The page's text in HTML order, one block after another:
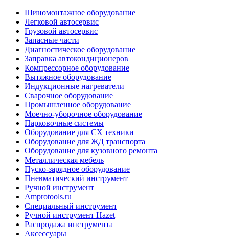
Шиномонтажное оборудование
Легковой автосервис
Грузовой автосервис
Запасные части
Диагностическое оборудование
Заправка автокондиционеров
Компрессорное оборудование
Вытяжное оборудование
Индукционные нагреватели
Сварочное оборудование
Промышленное оборудование
Моечно-уборочное оборудование
Парковочные системы
Оборудование для СХ техники
Оборудование для ЖД транспорта
Оборудование для кузовного ремонта
Металлическая мебель
Пуско-зарядное оборудование
Пневматический инструмент
Ручной инструмент
Amprotools.ru
Специальный инструмент
Ручной инструмент Hazet
Распродажа инструмента
Аксессуары